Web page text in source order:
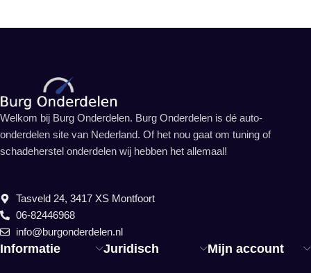
Informatie Juridisch Mijn account
Welkom bij Burg Onderdelen. Burg Onderdelen is dé auto-
onderdelen site van Nederland. Of het nou gaat om tuning of
schadeherstel onderdelen wij hebben het allemaal!
Tasveld 24, 3417 XS Montfoort
06-82446968
info@burgonderdelen.nl